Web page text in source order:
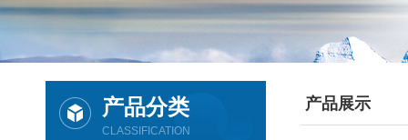
产品分类
CLASSIFICATION
产品展示